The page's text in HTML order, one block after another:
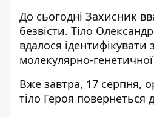
До сьогодні Захисник
безвісти. Тіло
вдалося
молекулярно-
Вже завтра, 17 серпня,
тіло Героя повернеться